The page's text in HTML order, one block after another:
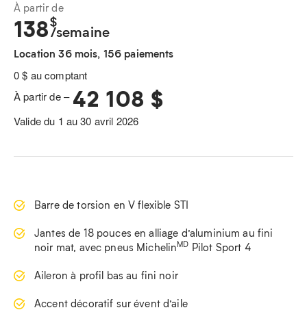
À partir de
138$
/semaine
Location 36 mois, 156 paiements
0 $ au comptant
À partir de – 42 108 $
Valide du 1 au 30 avril 2026
Barre de torsion en V flexible STI
Jantes de 18 pouces en alliage d’aluminium au fini
noir mat, avec pneus MichelinMD Pilot Sport 4
Aileron à profil bas au fini noir
Accent décoratif sur évent d’aile